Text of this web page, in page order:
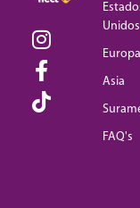
Unidos
Europa
Asia
FAQ's